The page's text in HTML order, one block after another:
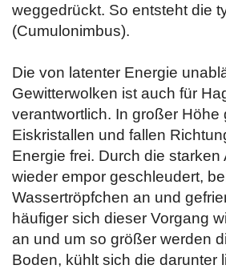
weggedrückt. So entsteht die
(Cumulonimbus).
Die von latenter Energie
Gewitterwolken ist auch für
verantwortlich. In großer
Eiskristallen und fallen
Energie frei. Durch die
wieder empor geschleudert,
Wassertröpfchen an und
häufiger sich dieser Vorgang
an und um so größer werden
Boden, kühlt sich die darunter